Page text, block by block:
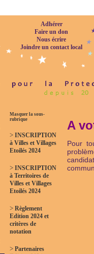
Adhérer
Faire un don
Nous écrire
Joindre un contact local
Masquer la sous-
rubrique
> INSCRIPTION
à Villes et Villages
Etoilés 2024
> INSCRIPTION
à Territoires de
Villes et Villages
Etoilés 2024
> Règlement
Edition 2024 et
critères de
notation
> Partenaires
A
Pour